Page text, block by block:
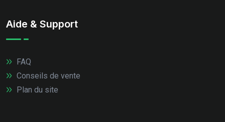
Aide & Support
FAQ
Conseils de vente
Plan du site